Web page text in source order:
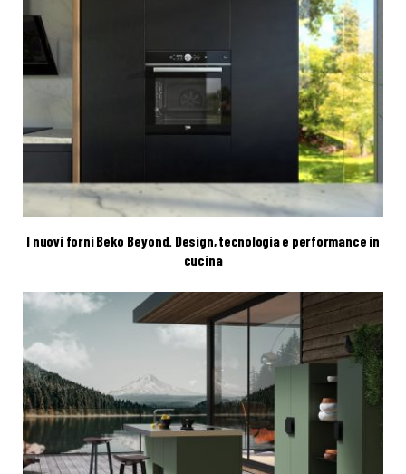
I nuovi forni Beko Beyond. Design, tecnologia e performance in
cucina